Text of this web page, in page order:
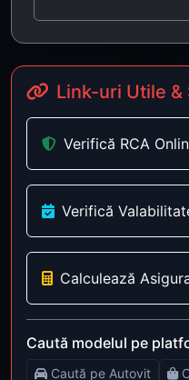
Link-uri Utile &
Verifică RCA
Verifică
Calculează
Caută modelul pe
Caută pe Autovit